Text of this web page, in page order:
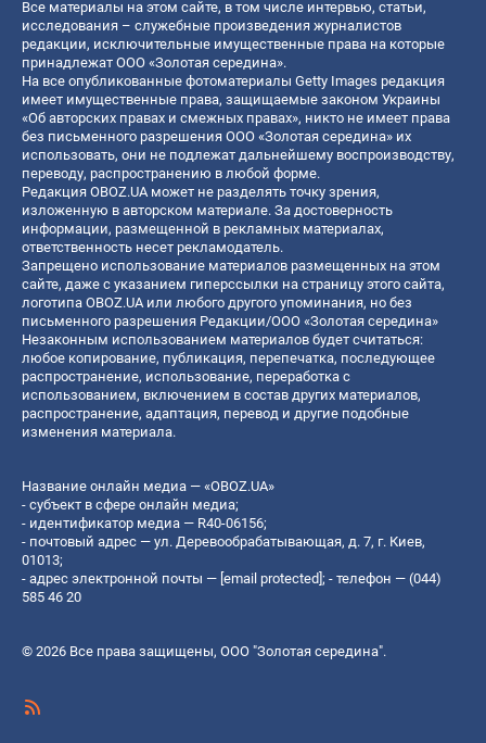
Все материалы на этом сайте, в том числе интервью, статьи,
исследования – служебные произведения журналистов
редакции, исключительные имущественные права на которые
принадлежат ООО «Золотая середина».
На все опубликованные фотоматериалы Getty Images редакция
имеет имущественные права, защищаемые законом Украины
«Об авторских правах и смежных правах», никто не имеет права
без письменного разрешения ООО «Золотая середина» их
использовать, они не подлежат дальнейшему воспроизводству,
переводу, распространению в любой форме.
Редакция OBOZ.UA может не разделять точку зрения,
изложенную в авторском материале. За достоверность
информации, размещенной в рекламных материалах,
ответственность несет рекламодатель.
Запрещено использование материалов размещенных на этом
сайте, даже с указанием гиперссылки на страницу этого сайта,
логотипа OBOZ.UA или любого другого упоминания, но без
письменного разрешения Редакции/ООО «Золотая середина»
Незаконным использованием материалов будет считаться:
любое копирование, публикация, перепечатка, последующее
распространение, использование, переработка с
использованием, включением в состав других материалов,
распространение, адаптация, перевод и другие подобные
изменения материала.
Название онлайн медиа — «OBOZ.UA»
- субъект в сфере онлайн медиа;
- идентификатор медиа — R40-06156;
- почтовый адрес — ул. Деревообрабатывающая, д. 7, г. Киев,
01013;
- адрес электронной почты — [email protected] ; - телефон — (044)
585 46 20
© 2026 Все права защищены, ООО "Золотая середина".